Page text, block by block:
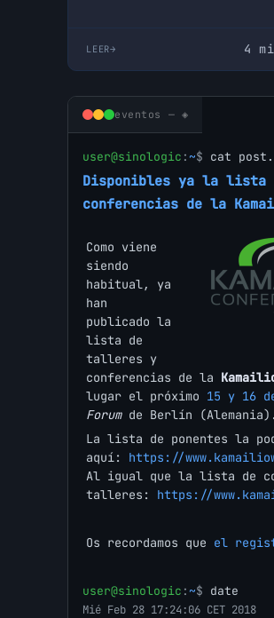
software de
LEER 4
eventos — ◈
user@sinologic : ~$ cat
Disponibles ya la
conferencias de la
Como viene
siendo
habitual, ya
han
publicado la
lista de
talleres y
conferencias de la
lugar el próximo 15 y 16
Forum de Berlín (Alemania).
La lista de ponentes la
aquí: https://
Al igual que la lista de
talleres: https://
Os recordamos que el
user@sinologic : ~$ date
Mié Feb 28 17:24:06 CET 2018